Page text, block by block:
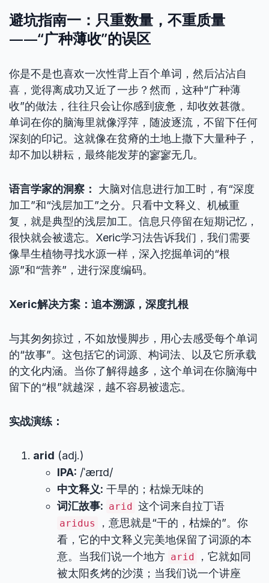
避坑指南一：只重数量，不重质量
——“广种薄收”的误区
你是不是也喜欢一次性背上百个单词，然后沾沾自
喜，觉得离成功又近了一步？然而，这种“广种薄
收”的做法，往往只会让你感到疲惫，却收效甚微。
单词在你的脑海里就像浮萍，随波逐流，不留下任何
深刻的印记。这就像在贫瘠的土地上撒下大量种子，
却不加以耕耘，最终能发芽的寥寥无几。
语言学家的洞察：
大脑对信息进行加工时，有“深度
加工”和“浅层加工”之分。只看中文释义、机械重
复，就是典型的浅层加工。信息只停留在短期记忆，
很快就会被遗忘。Xeric学习法告诉我们，我们需要
像旱生植物寻找水源一样，深入挖掘单词的“根
源”和“营养”，进行深度编码。
Xeric解决方案：追本溯源，深度扎根
与其匆匆掠过，不如放慢脚步，用心去感受每个单词
的“故事”。这包括它的词源、构词法、以及它所承载
的文化内涵。当你了解得越多，这个单词在你脑海中
留下的“根”就越深，越不容易被遗忘。
实战演练：
arid (adj.)
IPA: /ˈærɪd/
中文释义: 干旱的；枯燥无味的
词汇故事: arid 这个词来自拉丁语
aridus
，意思就是“干的，枯燥的”。你
看，它的中文释义完美地保留了词源的本
意。当我们说一个地方 arid
，它就如同
被太阳炙烤的沙漠；当我们说一个讲座